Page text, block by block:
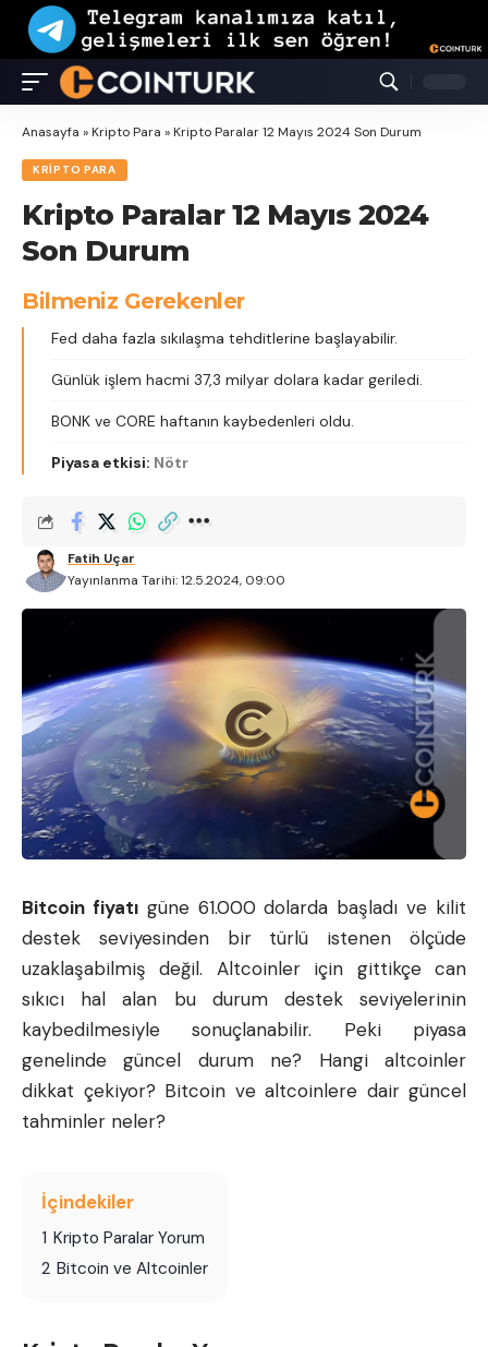
Anasayfa »Kripto Para »Kripto Paralar 12 Mayıs 2024 Son Durum
KRIPTO PARA
Kripto Paralar 12 Mayıs 2024
Son Durum
Bilmeniz Gerekenler
Fed daha fazla sıkılaşma tehditlerine başlayabilir.
Günlük işlem hacmi 37,3 milyar dolara kadar geriledi.
BONK ve CORE haftanın kaybedenleri oldu.
Piyasa etkisi: Nötr
Yayınlanma Tarihi: 12.5.2024, 09:00
Fatih Uçar
Bitcoin fiyatıgüne 61.000 dolarda başladı ve kilit
destek seviyesinden bir türlü istenen ölçüde
uzaklaşabilmiş değil. Altcoinler için gittikçe can
sıkıcı hal alan bu durum destek seviyelerinin
kaybedilmesiyle sonuçlanabilir. Peki piyasa
genelinde güncel durum ne? Hangi altcoinler
dikkat çekiyor? Bitcoin ve altcoinlere dair güncel
tahminler neler?
İçindekiler
1 Kripto Paralar Yorum
2 Bitcoin ve Altcoinler